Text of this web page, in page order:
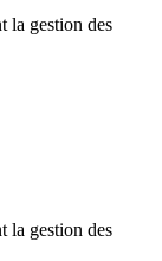
la gestion des
la gestion des